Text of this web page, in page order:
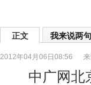
正文 我来说两句
2012年04月06日08:56 来
中广网北京